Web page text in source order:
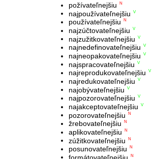
požívateľnejšiu N
najpoužívateľnejšiu V
používateľnejšiu N
najzúčtovateľnejšiu V
najzužitkovateľnejšiu V
najnedefinovateľnejšiu V
najneopakovateľnejšiu V
najspracovateľnejšiu V
najreprodukovateľnejšiu V
najredukovateľnejšiu V
najobývateľnejšiu V
najpozorovateľnejšiu V
najakceptovateľnejšiu V
pozorovateľnejšiu N
žrebovateľnejšiu N
aplikovateľnejšiu N
zúžitkovateľnejšiu N
posunovateľnejšiu N
formátovateľnejšiu N